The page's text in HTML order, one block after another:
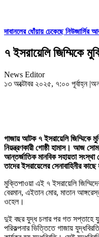
দাবানলের ধোঁয়ায় ঢেকেছে নিউজার্সির
৭ ইসরায়েলি জিম্মিকে
News Editor
১৩ অক্টোবর ২০২৫, ৭:০০ পূর্বাহ্ন |
গাজায় আটক ৭ ইসরায়েলি জিম্মিকে
নিয়ন্ত্রণকারী গোষ্ঠী হামাস। আজ
আন্তর্জাতিক মানবিক সহায়তা
তাদের ইসরায়েলের সেনাবাহিনীর
মুক্তিপাওয়া এই ৭ ইসরায়েলি
বেরমান, এইতান মোর, মাতান
ওহেল।
দুই বছর যুদ্ধ চলার পর গত সপ্তাহে
পরিকল্পনার ভিত্তিতে গাজায়